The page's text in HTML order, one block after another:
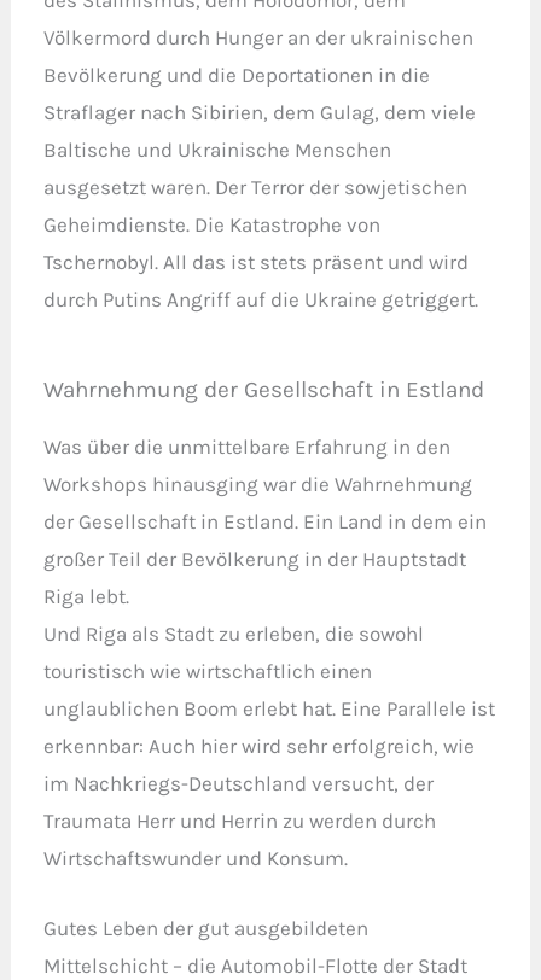
Völkermord durch Hunger an der ukrainischen
Bevölkerung und die Deportationen in die
Straflager nach Sibirien, dem Gulag, dem viele
Baltische und Ukrainische Menschen
ausgesetzt waren. Der Terror der sowjetischen
Geheimdienste. Die Katastrophe von
Tschernobyl. All das ist stets präsent und wird
durch Putins Angriff auf die Ukraine getriggert.
Wahrnehmung der Gesellschaft in Estland
Was über die unmittelbare Erfahrung in den
Workshops hinausging war die Wahrnehmung
der Gesellschaft in Estland. Ein Land in dem ein
großer Teil der Bevölkerung in der Hauptstadt
Riga lebt.
Und Riga als Stadt zu erleben, die sowohl
touristisch wie wirtschaftlich einen
unglaublichen Boom erlebt hat. Eine Parallele ist
erkennbar: Auch hier wird sehr erfolgreich, wie
im Nachkriegs-Deutschland versucht, der
Traumata Herr und Herrin zu werden durch
Wirtschaftswunder und Konsum.
Gutes Leben der gut ausgebildeten
Mittelschicht – die Automobil-Flotte der Stadt